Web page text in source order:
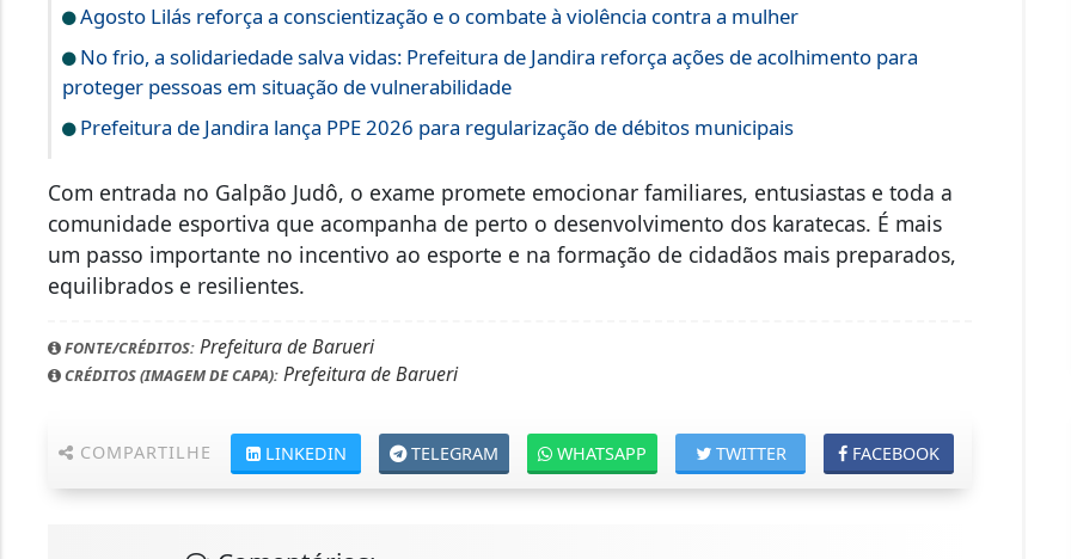
Agosto Lilás reforça a conscientização e o combate à violência contra a mulher
No frio, a solidariedade salva vidas: Prefeitura de Jandira reforça ações de acolhimento para
proteger pessoas em situação de vulnerabilidade
Prefeitura de Jandira lança PPE 2026 para regularização de débitos municipais
Com entrada no Galpão Judô, o exame promete emocionar familiares, entusiastas e toda a
comunidade esportiva que acompanha de perto o desenvolvimento dos karatecas. É mais
um passo importante no incentivo ao esporte e na formação de cidadãos mais preparados,
equilibrados e resilientes.
FONTE/CRÉDITOS: Prefeitura de Barueri
CRÉDITOS (IMAGEM DE CAPA): Prefeitura de Barueri
COMPARTILHE FACEBOOK
TWITTER
WHATSAPP
TELEGRAM
LINKEDIN